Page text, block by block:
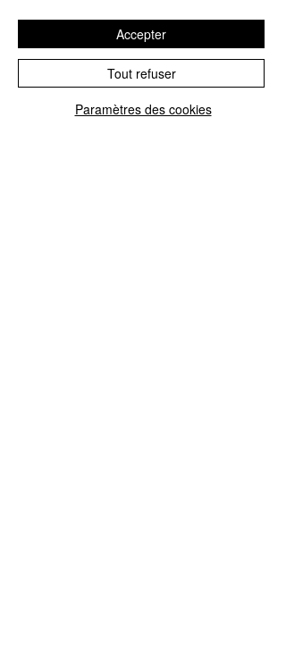
...«C'est pourquoi, aujourd'hui, en
présence de Sa Majesté et devant
vous tous qui venez de pays
différents, je vous le demande :
Paramètres des cookies
Tout refuser
Accepter